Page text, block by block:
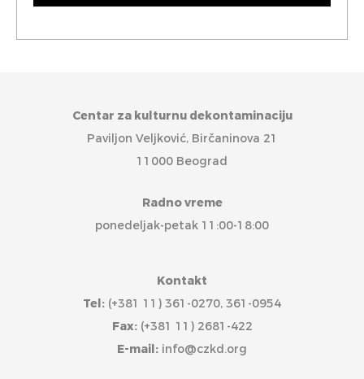
Centar za kulturnu dekontaminaciju
Paviljon Veljković, Birčaninova 21
11000 Beograd
Radno vreme
ponedeljak-petak 11:00-18:00
Kontakt
Tel: (+381 11) 361-0270, 361-0954
Fax:(+381 11) 2681-422
E-mail: info@czkd.org